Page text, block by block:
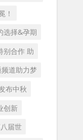
！
选择&孕期
别合作 助
道助力梦
布中秋
创新
届世